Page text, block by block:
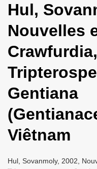
Hul,
Nouvelles
Crawfurdia,
Gentiana
Viêtnam
Hul, Sovanmoly, 2002,